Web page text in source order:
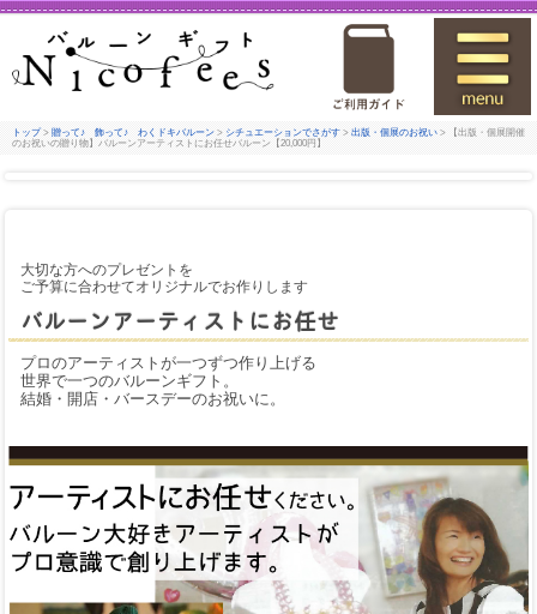
トップ > 贈って♪ 飾って♪ わくドキバルーン > シチュエーションでさがす > 出版・個展のお祝い > 【出版・個展開催
のお祝いの贈り物】バルーンアーティストにお任せバルーン【20,000円】
大切な方へのプレゼントを
ご予算に合わせてオリジナルでお作りします
バルーンアーティストにお任せ
プロのアーティストが一つずつ作り上げる
世界で一つのバルーンギフト。
結婚・開店・バースデーのお祝いに。